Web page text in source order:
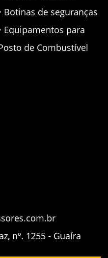
Botinas de seguranças
Equipamentos para
de Combustível
nº. 1255 - Guaíra